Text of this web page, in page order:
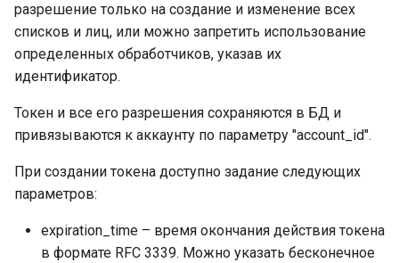
разрешение только на создание и изменение всех
списков и лиц, или можно запретить использование
определенных обработчиков, указав их
идентификатор.
Токен и все его разрешения сохраняются в БД и
привязываются к аккаунту по параметру "account_id".
При создании токена доступно задание следующих
параметров:
expiration_time – время окончания действия токена
в формате RFC 3339. Можно указать бесконечное